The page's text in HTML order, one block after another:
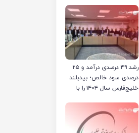
رشد ۴۹ درصدی درآمد و ۲۵
درصدی سود خالص؛ بیدبلند
خلیج‌فارس سال ۱۴۰۴ را با
رساند